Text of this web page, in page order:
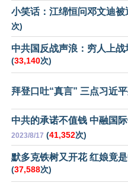
小笑话：江绵恒问邓文迪被
次)
中共国反战声浪：穷人上
(33,140次)
拜登口吐“真言” 三点习近
中共的承诺不值钱 中融国
2023/8/17 (41,352次)
默多克铁树又开花 红娘竟
(37,588次)